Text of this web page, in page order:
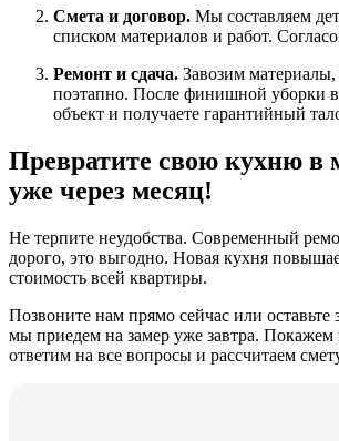
Смета и договор. Мы составляем
списком материалов и работ.
Ремонт и сдача. Завозим
поэтапно. После финишной уборки
объект и получаете гарантийный
Превратите свою кухню в
уже через месяц!
Не терпите неудобства. Современный
дорого, это выгодно. Новая кухня
стоимость всей квартиры.
Позвоните нам прямо сейчас или оставьте
мы приедем на замер уже завтра. Покажем
ответим на все вопросы и рассчитаем